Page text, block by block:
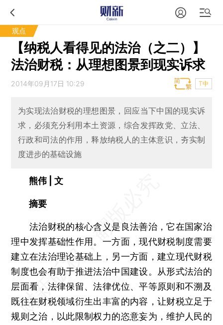
观点
【纳税人看得见的法治（之二）】
法治财税：从理想图景到现实诉求
2014年09月17日 10:29 T中
为实现法治财税的理想图景，回应当下中国的现实诉
求，必须充分利用本土资源，综合发挥政党、立法、
行政和司法的作用，释放纳税人的主体意识，夯实制
度进步的基础设施
熊伟 | 文
摘要
法治财税的核心含义是良法善治，它在国家治
理中发挥基础性作用。一方面，现代财税制度需要
建立在法治理论基础上，另一方面，建立现代财税
制度也会有助于推进法治中国建设。从形式法治的
层面看，法律保留、法律优位、平等原则和不溯及
既往在财税领域衍生出丰富的内容，让财税立足于
规则之治，以此限制权力的恣意妄为，维护人民的